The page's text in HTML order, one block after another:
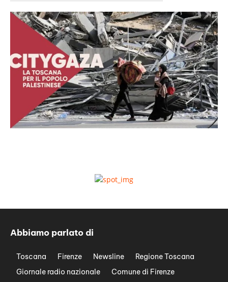
Abbiamo parlato di
Toscana Firenze Newsline
Regione Toscana
Giornale radio nazionale
Comune di Firenze